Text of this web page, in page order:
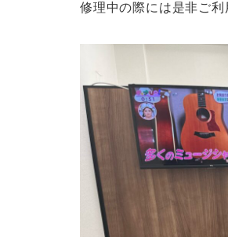
修理中の際には是非ご利